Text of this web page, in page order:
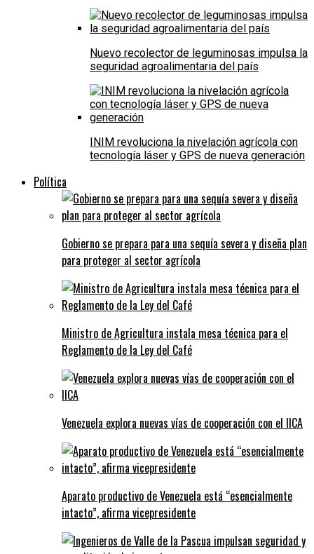
Nuevo recolector de leguminosas impulsa la
seguridad agroalimentaria del país
INIM revoluciona la nivelación agrícola con
tecnología láser y GPS de nueva generación
Política
Gobierno se prepara para una sequía severa y diseña plan
para proteger al sector agrícola
Ministro de Agricultura instala mesa técnica para el
Reglamento de la Ley del Café
Venezuela explora nuevas vías de cooperación con el IICA
Aparato productivo de Venezuela está “esencialmente
intacto”, afirma vicepresidente